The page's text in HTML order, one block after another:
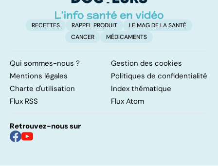
RECETTES RAPPEL PRODUIT
LE MAG DE LA SANTÉ
CANCER
MÉDICAMENTS
Qui sommes-nous ?
Gestion des cookies
Mentions légales
Politiques de confidentialité
Charte d'utilisation
Index thématique
Flux RSS
Flux Atom
Retrouvez-nous sur